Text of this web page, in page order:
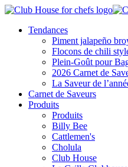
Tendances
Piment jalapeño
Flocons de chili
Plein-Goût pour
2026 Carnet de
La Saveur de
Carnet de Saveurs
Produits
Produits
Billy Bee
Cattlemen's
Cholula
Club House